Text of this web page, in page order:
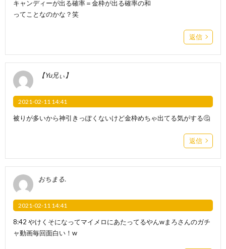
キャンディーが出る確率＝金枠が出る確率の和
ってことなのかな？笑
返信
【Yu兄ぃ】
2021-02-11 14:41
被りが多いから神引きっぽくないけど金枠めちゃ出てる気がする🤔
返信
おちまる.
2021-02-11 14:41
8:42 やけくそになってマイメロにあたってるやんwまろさんのガチ
ャ動画毎回面白い！w